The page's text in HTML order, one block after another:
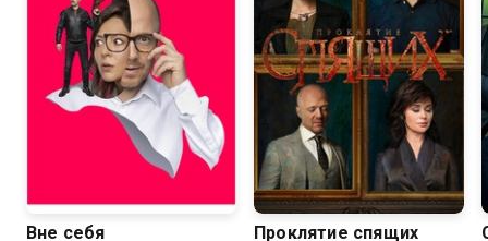
Вне себя
7.4 6.0
Проклятие спящих